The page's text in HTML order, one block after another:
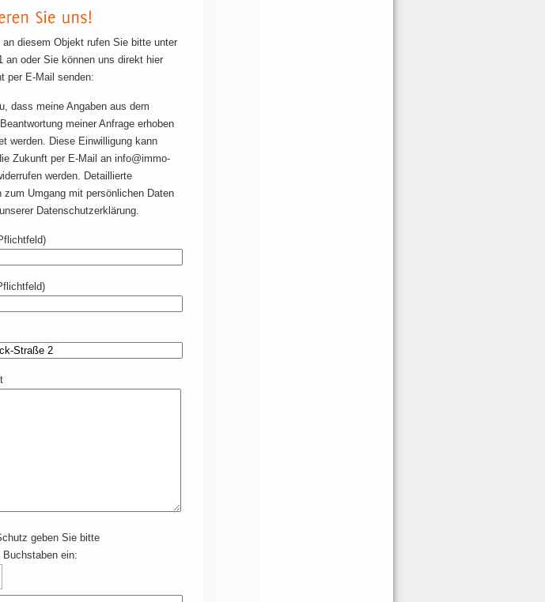
an diesem Objekt rufen Sie bitte unter
an oder Sie können uns direkt hier
per E-Mail senden:
dass meine Angaben aus dem
meiner Anfrage erhoben
werden. Diese Einwilligung kann
Zukunft per E-Mail an info@immo-
werden. Detaillierte
zum Umgang mit persönlichen Daten
Datenschutzerklärung.
geben Sie bitte
Buchstaben ein: